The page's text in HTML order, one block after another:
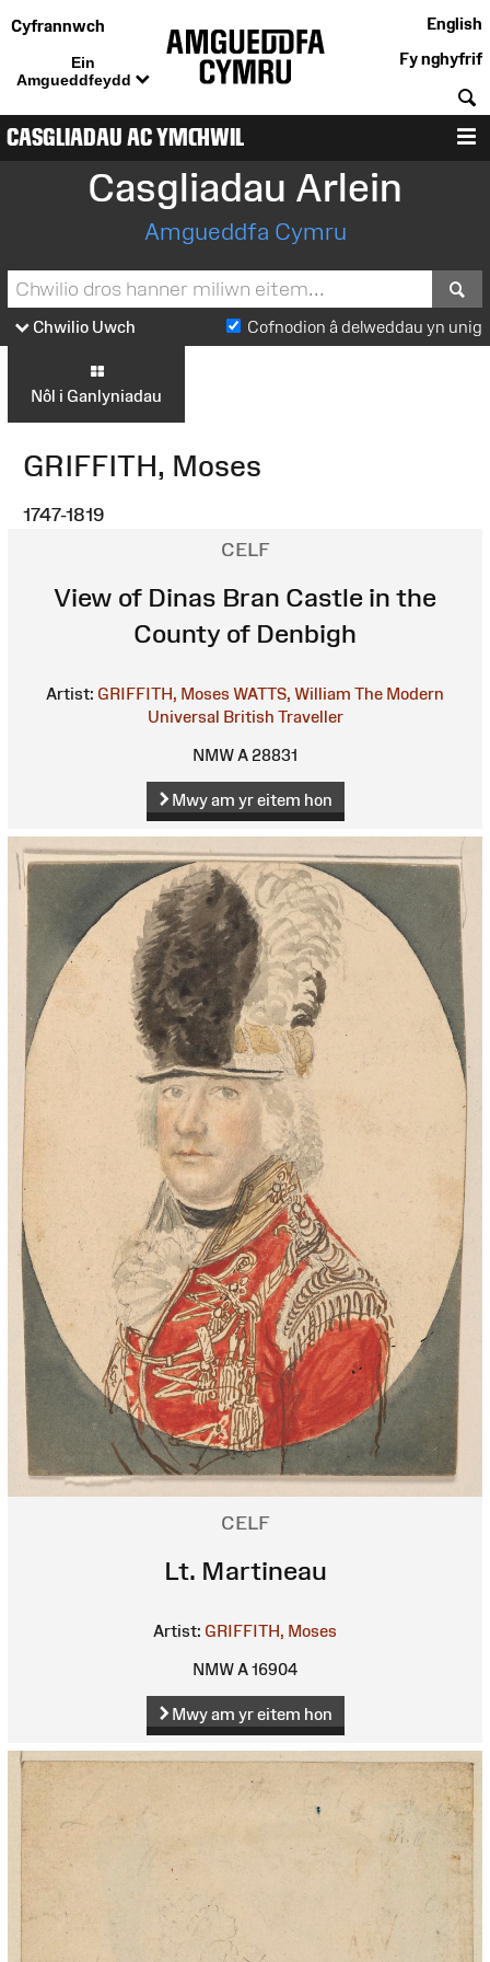
Cyfrannwch
Ein
Amgueddfeydd
English
Fy nghyfrif
CASGLIADAU AC YMCHWIL
Casgliadau Arlein
Amgueddfa Cymru
Chwilio Uwch Cofnodion â delweddau yn unig
Nôl i Ganlyniadau
GRIFFITH, Moses
1747-1819
CELF
View of Dinas Bran Castle in the
County of Denbigh
Artist: GRIFFITH, Moses WATTS, William The Modern
Universal British Traveller
NMW A 28831
Mwy am yr eitem hon
CELF
Lt. Martineau
Artist: GRIFFITH, Moses
NMW A 16904
Mwy am yr eitem hon